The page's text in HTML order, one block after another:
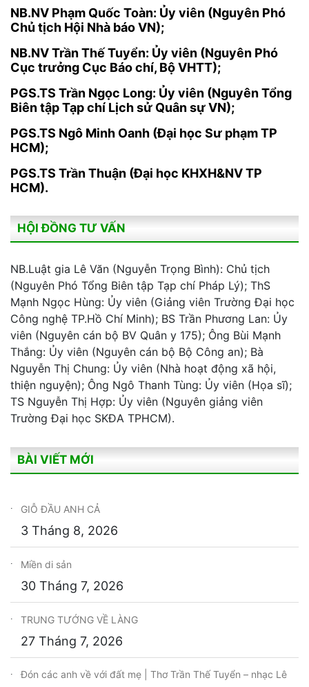
NB.NV Phạm Quốc Toàn: Ủy viên (Nguyên Phó
Chủ tịch Hội Nhà báo VN);
NB.NV Trần Thế Tuyển: Ủy viên (Nguyên Phó
Cục trưởng Cục Báo chí, Bộ VHTT);
PGS.TS Trần Ngọc Long: Ủy viên (Nguyên Tổng
Biên tập Tạp chí Lịch sử Quân sự VN);
PGS.TS Ngô Minh Oanh (Đại học Sư phạm TP
HCM);
PGS.TS Trần Thuận (Đại học KHXH&NV TP
HCM).
HỘI ĐỒNG TƯ VẤN
NB.Luật gia Lê Văn (Nguyễn Trọng Bình): Chủ tịch
(Nguyên Phó Tổng Biên tập Tạp chí Pháp Lý); ThS
Mạnh Ngọc Hùng: Ủy viên (Giảng viên Trường Đại học
Công nghệ TP.Hồ Chí Minh); BS Trần Phương Lan: Ủy
viên (Nguyên cán bộ BV Quân y 175); Ông Bùi Mạnh
Thắng: Ủy viên (Nguyên cán bộ Bộ Công an); Bà
Nguyễn Thị Chung: Ủy viên (Nhà hoạt động xã hội,
thiện nguyện); Ông Ngô Thanh Tùng: Ủy viên (Họa sĩ);
TS Nguyễn Thị Hợp: Ủy viên (Nguyên giảng viên
Trường Đại học SKĐA TPHCM).
BÀI VIẾT MỚI
GIỖ ĐẦU ANH CẢ
3 Tháng 8, 2026
Miền di sản
30 Tháng 7, 2026
TRUNG TƯỚNG VỀ LÀNG
27 Tháng 7, 2026
Đón các anh về với đất mẹ | Thơ Trần Thế Tuyển – nhạc Lê